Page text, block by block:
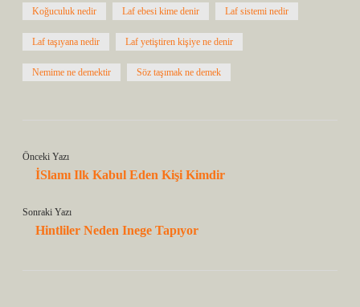
Koğuculuk nedir Laf ebesi kime denir Laf sistemi nedir
Laf taşıyana nedir Laf yetiştiren kişiye ne denir
Nemime ne demektir Söz taşımak ne demek
Önceki Yazı
İSlamı Ilk Kabul Eden Kişi Kimdir
Sonraki Yazı
Hintliler Neden Inege Tapıyor